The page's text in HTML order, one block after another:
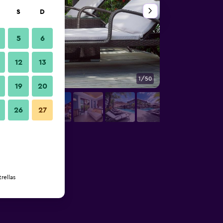
1/50
S D
5 6
12 13
19 20
26 27